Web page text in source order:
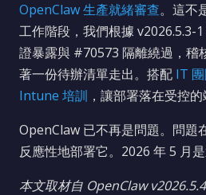
OpenClaw 生產就緒審查。這不
工作階段，我們根據 v2026.5.3-
證暴露與 #70573 隔離繞過，稽
著一份待辦清單走出。搭配 IT
Intune 培訓 ，讓部署落在受控的
OpenClaw 已不再是問題。問題
反應性地部署它。2026 年 5 月是
本文取材自 OpenClaw